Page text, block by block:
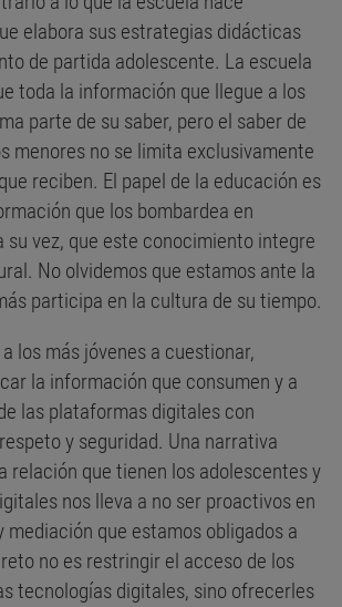
elabora sus estrategias didácticas
de partida adolescente. La escuela
toda la información que llegue a los
parte de su saber, pero el saber de
menores no se limita exclusivamente
reciben. El papel de la educación es
que los bombardea en
su vez, que este conocimiento integre
No olvidemos que estamos ante la
participa en la cultura de su tiempo.
los más jóvenes a cuestionar,
la información que consumen y a
las plataformas digitales con
y seguridad. Una narrativa
relación que tienen los adolescentes y
nos lleva a no ser proactivos en
mediación que estamos obligados a
no es restringir el acceso de los
tecnologías digitales, sino ofrecerles